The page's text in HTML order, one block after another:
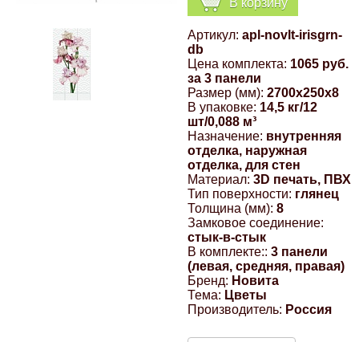
Артикул: apl-novlt-irisgrn-
db
Цена комплекта: 1065 руб.
за 3 панели
Размер (мм): 2700x250x8
В упаковке: 14,5 кг/12
шт/0,088 м³
Назначение: внутренняя
отделка, наружная
отделка, для стен
Материал: 3D печать, ПВХ
Тип поверхности: глянец
Толщина (мм): 8
Замковое соединение:
стык-в-стык
В комплекте:: 3 панели
(левая, средняя, правая)
Бренд: Новита
Тема: Цветы
Производитель: Россия
Компрессионные фитинги Poliext
Hyundai
Флуоресцентные краски
Шпатлевки, штукатурки
Эмали универсальные акриловые
Магнитные панели на холодильник